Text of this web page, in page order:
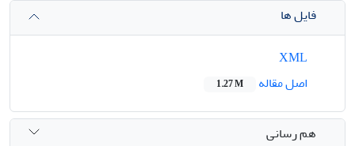
فایل ها
اصل مقاله
1.27 M
هم رسانی